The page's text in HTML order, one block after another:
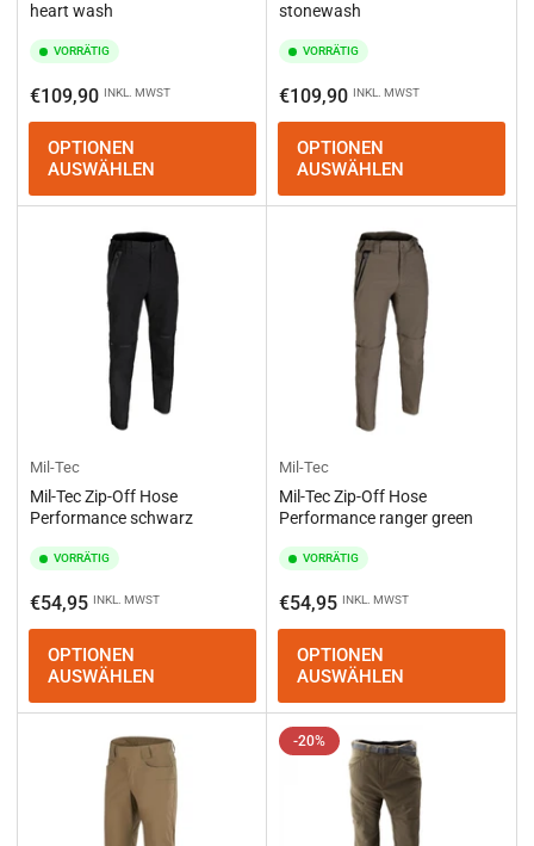
heart wash
VORRÄTIG
Normaler
Preis
€109,90 INKL. MWST
OPTIONEN
AUSWÄHLEN
stonewash
VORRÄTIG
Normaler
Preis
€109,90 INKL. MWST
OPTIONEN
AUSWÄHLEN
Mil-Tec
Mil-Tec Zip-Off Hose
Performance schwarz
VORRÄTIG
Normaler
Preis
€54,95 INKL. MWST
OPTIONEN
AUSWÄHLEN
Mil-Tec
Mil-Tec Zip-Off Hose
Performance ranger green
VORRÄTIG
Normaler
Preis
€54,95 INKL. MWST
OPTIONEN
AUSWÄHLEN
-20%